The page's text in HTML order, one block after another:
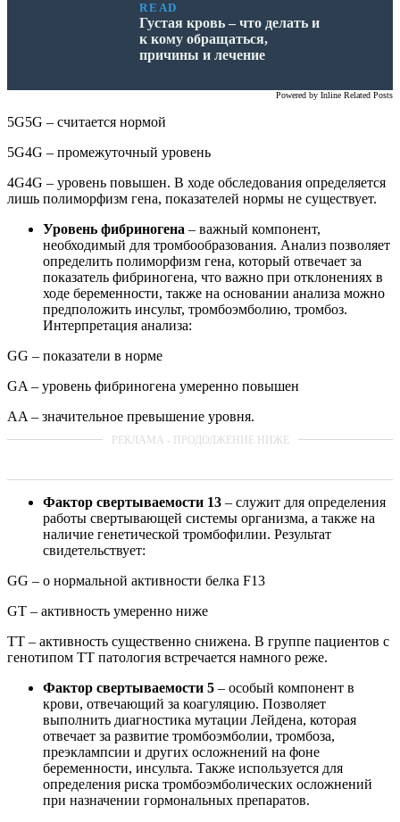
READ
Густая кровь – что делать и
к кому обращаться,
причины и лечение
Powered by Inline Related Posts
5G5G – считается нормой
5G4G – промежуточный уровень
4G4G – уровень повышен. В ходе обследования определяется
лишь полиморфизм гена, показателей нормы не существует.
Уровень фибриногена – важный компонент,
необходимый для тромбообразования. Анализ позволяет
определить полиморфизм гена, который отвечает за
показатель фибриногена, что важно при отклонениях в
ходе беременности, также на основании анализа можно
предположить инсульт, тромбоэмболию, тромбоз.
Интерпретация анализа:
GG – показатели в норме
GA – уровень фибриногена умеренно повышен
AA – значительное превышение уровня.
Фактор свертываемости 13 – служит для определения
работы свертывающей системы организма, а также на
наличие генетической тромбофилии. Результат
свидетельствует:
GG – о нормальной активности белка F13
GT – активность умеренно ниже
TT – активность существенно снижена. В группе пациентов с
генотипом TT патология встречается намного реже.
Фактор свертываемости 5 – особый компонент в
крови, отвечающий за коагуляцию. Позволяет
выполнить диагностика мутации Лейдена, которая
отвечает за развитие тромбоэмболии, тромбоза,
преэклампсии и других осложнений на фоне
беременности, инсульта. Также используется для
определения риска тромбоэмболических осложнений
при назначении гормональных препаратов.